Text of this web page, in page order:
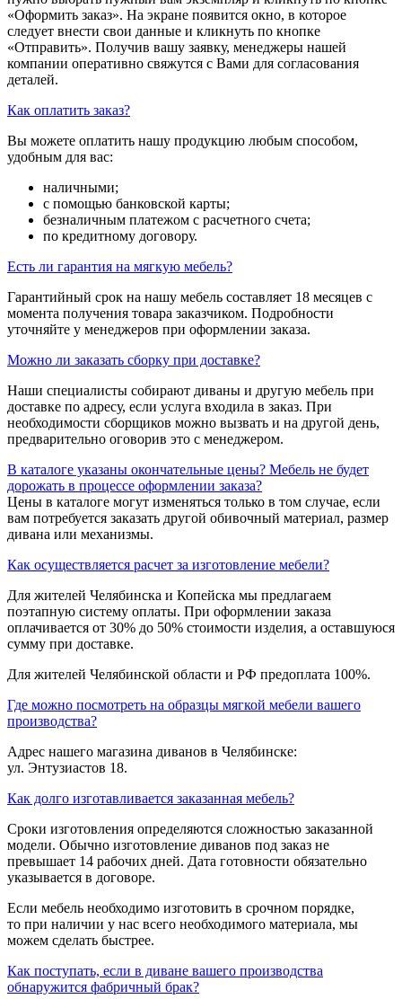
«Оформить заказ». На экране появится окно, в которое
следует внести свои данные и кликнуть по кнопке
«Отправить». Получив вашу заявку, менеджеры нашей
компании оперативно свяжутся с Вами для согласования
деталей.
Как оплатить заказ?
Вы можете оплатить нашу продукцию любым способом,
удобным для вас:
наличными;
с помощью банковской карты;
безналичным платежом с расчетного счета;
по кредитному договору.
Есть ли гарантия на мягкую мебель?
Гарантийный срок на нашу мебель составляет 18 месяцев с
момента получения товара заказчиком. Подробности
уточняйте у менеджеров при оформлении заказа.
Можно ли заказать сборку при доставке?
Наши специалисты собирают диваны и другую мебель при
доставке по адресу, если услуга входила в заказ. При
необходимости сборщиков можно вызвать и на другой день,
предварительно оговорив это с менеджером.
В каталоге указаны окончательные цены? Мебель не будет
дорожать в процессе оформлении заказа?
Цены в каталоге могут изменяться только в том случае, если
вам потребуется заказать другой обивочный материал, размер
дивана или механизмы.
Как осуществляется расчет за изготовление мебели?
Для жителей Челябинска и Копейска мы предлагаем
поэтапную систему оплаты. При оформлении заказа
оплачивается от 30% до 50% стоимости изделия, а оставшуюся
сумму при доставке.
Для жителей Челябинской области и РФ предоплата 100%.
Где можно посмотреть на образцы мягкой мебели вашего
производства?
Адрес нашего магазина диванов в Челябинске:
ул. Энтузиастов 18.
Как долго изготавливается заказанная мебель?
Сроки изготовления определяются сложностью заказанной
модели. Обычно изготовление диванов под заказ не
превышает 14 рабочих дней. Дата готовности обязательно
указывается в договоре.
Если мебель необходимо изготовить в срочном порядке,
то при наличии у нас всего необходимого материала, мы
можем сделать быстрее.
Как поступать, если в диване вашего производства
обнаружится фабричный брак?